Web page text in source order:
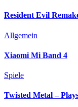
Resident Evil
Allgemein
Xiaomi Mi Band 4
Spiele
Twisted Metal –